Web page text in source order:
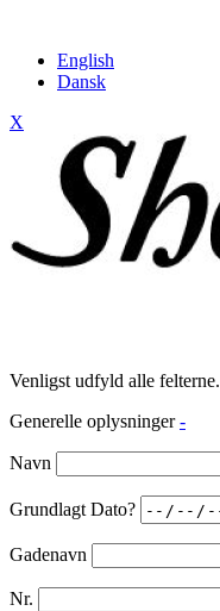
English
Dansk
X
Venligst udfyld alle felterne.
Generelle oplysninger -
Navn
Grundlagt Dato?
Gadenavn
Nr.